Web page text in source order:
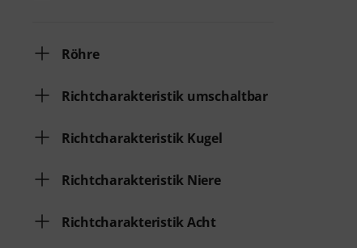
Röhre
Richtcharakteristik umschaltbar
Richtcharakteristik Kugel
Richtcharakteristik Niere
Richtcharakteristik Acht